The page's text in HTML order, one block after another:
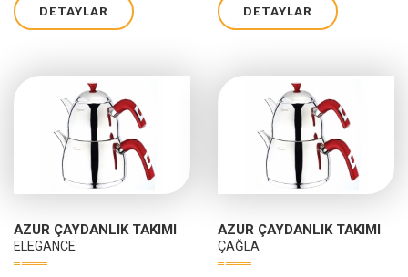
DETAYLAR DETAYLAR
AZUR ÇAYDANLIK TAKIMI
ELEGANCE
AZUR ÇAYDANLIK TAKIMI
ÇAĞLA